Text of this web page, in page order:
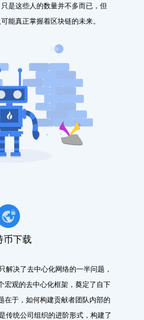
是这些人的数量并不多而已，但
能真正掌握着区块链的未来。
币下载
解决了去中心化网络的一半问题，
宏观的去中心化框架，奠定了自下
在于，如何构建贡献者团队内部的
传统公司组织的进阶形式，构建了